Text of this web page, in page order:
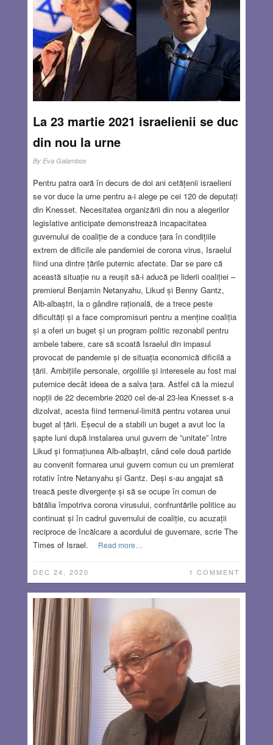
La 23 martie 2021 israelienii se duc
din nou la urne
By Eva Galambos
Pentru patra oară în decurs de doi ani cetățenii israelieni
se vor duce la urne pentru a-i alege pe cei 120 de deputați
din Knesset. Necesitatea organizării din nou a alegerilor
legislative anticipate demonstrează incapacitatea
guvernului de coaliție de a conduce țara în condițiile
extrem de dificile ale pandemiei de corona virus, Israelul
fiind una dintre țările puternic afectate. Dar se pare că
această situație nu a reușit să-i aducă pe liderii coaliției –
premierul Benjamin Netanyahu, Likud și Benny Gantz,
Alb-albaștri, la o gândire rațională, de a trece peste
dificultăți și a face compromisuri pentru a menține coaliția
și a oferi un buget și un program politic rezonabil pentru
ambele tabere, care să scoată Israelul din impasul
provocat de pandemie și de situația economică dificilă a
țării. Ambițiile personale, orgoliile și interesele au fost mai
puternice decât ideea de a salva țara. Astfel că la miezul
nopții de 22 decembrie 2020 cel de-al 23-lea Knesset s-a
dizolvat, acesta fiind termenul-limită pentru votarea unui
buget al țării. Eșecul de a stabili un buget a avut loc la
șapte luni după instalarea unui guvern de ”unitate” între
Likud și formațiunea Alb-albaștri, când cele două partide
au convenit formarea unui guvern comun cu un premierat
rotativ între Netanyahu și Gantz. Deși s-au angajat să
treacă peste divergențe și să se ocupe în comun de
bătălia împotriva corona virusului, confruntările politice au
continuat și în cadrul guvernului de coaliție, cu acuzații
reciproce de încălcare a acordului de guvernare, scrie The
Times of Israel.
Read more…
DEC 24, 2020 1 COMMENT